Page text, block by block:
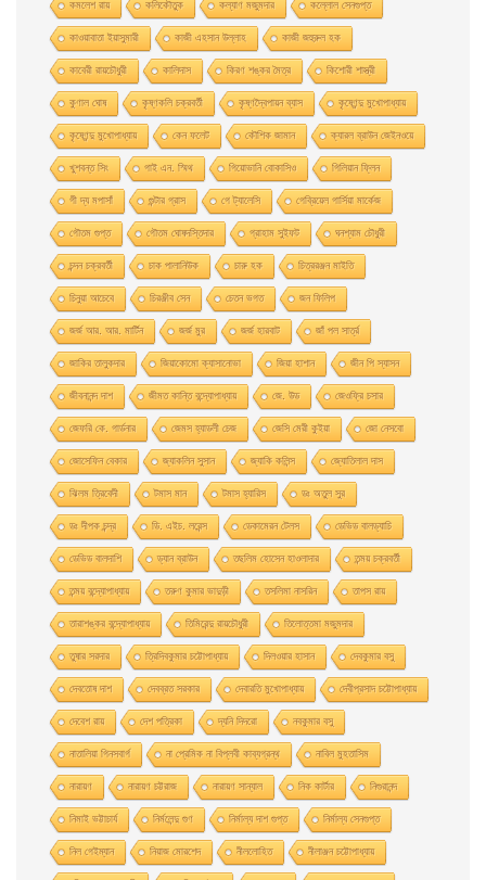
কমলেশ রায় কলিকৌতুক কল্যাণ মজুমদার কল্লোল সেনগুপ্ত
কাওয়াবাতা ইয়াসুমারী কাজী এহসান উল্লাহ কাজী জহুরুল হক
কাবেরী রায়চৌধুরী কালিদাস কিরণ শঙ্কর মৈত্র কিশোরী শাস্ত্রী
কুণাল ঘোষ কৃষ্ণকলি চক্রবর্তী কৃষ্ণদ্বৈপায়ন ব্যাস কৃষ্ণেন্দু মুখােপাধ্যায়
কৃষ্ণেন্দু মুখোপাধ্যায় কেন ফলেট কৌশিক জামান ক্যারল ব্রাউন জেইনওয়ে
খুশবন্ত সিং গাই এন. স্মিথ গিয়ােভানি বােকাসিও গিলিয়ান ফ্লিন
গী দ্য মপাসাঁ গুন্টার গ্রাস গে ট্যালেসি গেব্রিয়েল গার্সিয়া মার্কেজ
গৌতম গুপ্ত গৌতম ঘোষদস্তিদার গ্রাহাম সুইফট ঘনশ্যাম চৌধুরী
চন্দন চক্রবর্তী চাক পালানিউক চারু হক চিত্ররঞ্জন মাইতি
চিনুয়া আচেবে চিরঞ্জীব সেন চেতন ভগত জন ফিলিপ
জর্জ আর. আর. মার্টিন জর্জ মুর জর্জ হারবাট জাঁ পল সার্ত্র
জাকির তালুকদার জিয়াকোমাে ক্যাসানােভা জিয়া হাশান জীন পি স্যাসন
জীবনানন্দ দাশ জীমত কান্তি বন্দ্যোপাধ্যায় জে. উড জেওফ্রি চসার
জেফরি কে. গার্ডনার জেমস হ্যাডলী চেজ জেসি মেরী কুইয়া জো নেসবো
জোসেফিন বেকার জ্যাকলিন সুসান জ্যাকি কলিন্স জ্যোতিলাল দাস
ঝিলম ত্রিবেদী টমাস মান টমাস হ্যারিস ডঃ অতুল সুর
ডঃ দীপক চন্দ্র ডি. এইচ. লরেন্স ডেকামেরন টেলস ডেভিড বালড্যাচি
ডেভিড বালদাশি ড্যান ব্রাউন তছলিম হোসেন হাওলাদার তন্ময় চক্রবর্তী
তন্ময় বন্দ্যোপাধ্যায় তরুণ কুমার ভাদুড়ী তসলিমা নাসরিন তাপস রায়
তারাশঙ্কর বন্দ্যোপাধ্যায় তিমিরেন্দু রায়চৌধুরী তিলোত্তমা মজুমদার
তুষার সরদার ত্রিদিবকুমার চট্টোপাধ্যায় দিলওয়ার হাসান দেবকুমার বসু
দেবতোষ দাশ দেবব্রত সরকার দেবারতি মুখােপাধ্যায় দেবীপ্রসাদ চট্টোপাধ্যায়
দেবেশ রায় দেশ পত্রিকা দ্যনি দিদরো নবকুমার বসু
নাতালিয়া গিনসবার্গ না প্রেমিক না বিপ্লবী কাব্যগ্রন্থ নাবিল মুহতাসিম
নারায়ণ নারায়ণ চট্টরাজ নারায়ণ সান্যাল নিক কার্টার নিগুরানন্দ
নিমাই ভট্টাচার্য নির্মলেন্দু গুণ নির্মাল্য দাশ গুপ্ত নির্মাল্য সেনগুপ্ত
নিল গেইম্যান নিয়াজ মোরশেদ নীললােহিত নীলাঞ্জন চট্টোপাধ্যায়